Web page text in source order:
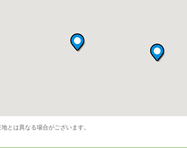
とは異なる場合がございます。